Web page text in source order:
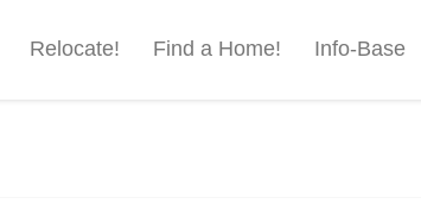
Relocate! Find a Home! Info-Base